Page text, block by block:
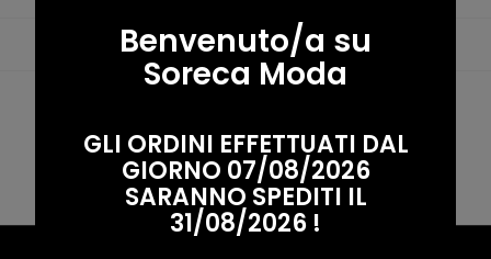
Benvenuto/a su
Soreca Moda
GLI ORDINI EFFETTUATI DAL
GIORNO 07/08/2026
SARANNO SPEDITI IL
31/08/2026 !
Data, da più a meno recente
Nessun prodotto trovato
Usa meno filtri orimuovere i filtri